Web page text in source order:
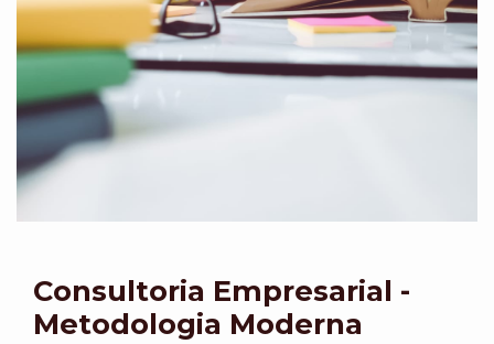
Consultoria Empresarial -
Metodologia Moderna